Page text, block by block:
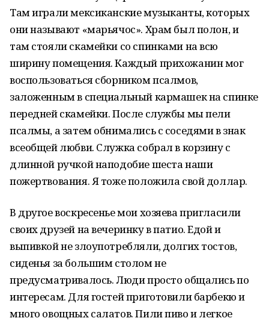
Там играли мексиканские музыканты, которых
они называют «марьячос». Храм был полон, и
там стояли скамейки со спинками на всю
ширину помещения. Каждый прихожанин мог
воспользоваться сборником псалмов,
заложенным в специальный кармашек на спинке
передней скамейки. После службы мы пели
псалмы, а затем обнимались с соседями в знак
всеобщей любви. Служка собрал в корзину с
длинной ручкой наподобие шеста наши
пожертвования. Я тоже положила свой доллар.
В другое воскресенье мои хозяева пригласили
своих друзей на вечеринку в патио. Едой и
выпивкой не злоупотребляли, долгих тостов,
сиденья за большим столом не
предусматривалось. Люди просто общались по
интересам. Для гостей приготовили барбекю и
много овощных салатов. Пили пиво и легкое